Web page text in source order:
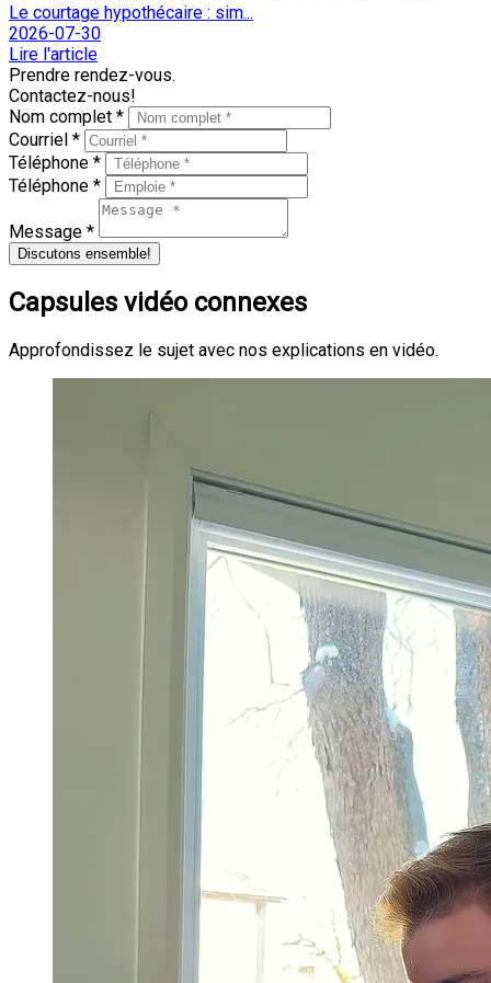
Le courtage hypothécaire : sim...
2026-07-30
Lire l'article
Prendre rendez-vous.
Contactez-nous!
Nom complet *
Courriel *
Téléphone *
Téléphone *
Message *
Discutons ensemble!
Capsules vidéo connexes
Approfondissez le sujet avec nos explications en vidéo.